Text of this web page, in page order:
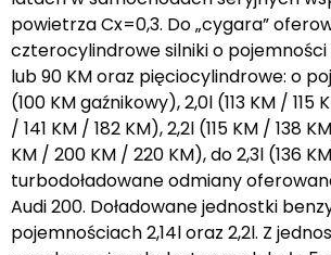
powietrza Cx=0,3. Do „cygara”
czterocylindrowe silniki o pojemności
lub 90 KM oraz pięciocylindrowe: o
(100 KM gaźnikowy), 2,0l (113 KM / 115
/ 141 KM / 182 KM), 2,2l (115 KM / 138
KM / 200 KM / 220 KM), do 2,3l (136
turbodoładowane odmiany
Audi 200. Doładowane jednostki
pojemnościach 2,14l oraz 2,2l. Z